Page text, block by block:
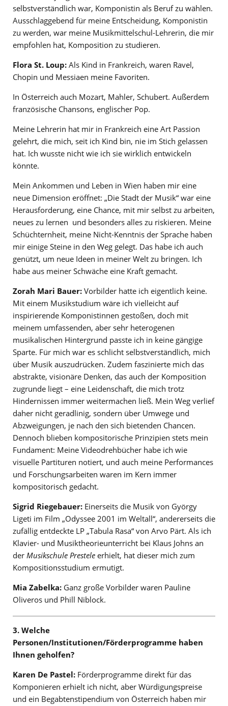
selbstverständlich war, Komponistin als Beruf zu wählen.
Ausschlaggebend für meine Entscheidung, Komponistin
zu werden, war meine Musikmittelschul-Lehrerin, die mir
empfohlen hat, Komposition zu studieren.
Flora St. Loup: Als Kind in Frankreich, waren Ravel,
Chopin und Messiaen meine Favoriten.
In Österreich auch Mozart, Mahler, Schubert. Außerdem
französische Chansons, englischer Pop.
Meine Lehrerin hat mir in Frankreich eine Art Passion
gelehrt, die mich, seit ich Kind bin, nie im Stich gelassen
hat. Ich wusste nicht wie ich sie wirklich entwickeln
könnte.
Mein Ankommen und Leben in Wien haben mir eine
neue Dimension eröffnet: „Die Stadt der Musik“ war eine
Herausforderung, eine Chance, mit mir selbst zu arbeiten,
neues zu lernen und besonders alles zu riskieren. Meine
Schüchternheit, meine Nicht-Kenntnis der Sprache haben
mir einige Steine in den Weg gelegt. Das habe ich auch
genützt, um neue Ideen in meiner Welt zu bringen. Ich
habe aus meiner Schwäche eine Kraft gemacht.
Zorah Mari Bauer: Vorbilder hatte ich eigentlich keine.
Mit einem Musikstudium wäre ich vielleicht auf
inspirierende Komponistinnen gestoßen, doch mit
meinem umfassenden, aber sehr heterogenen
musikalischen Hintergrund passte ich in keine gängige
Sparte. Für mich war es schlicht selbstverständlich, mich
über Musik auszudrücken. Zudem faszinierte mich das
abstrakte, visionäre Denken, das auch der Komposition
zugrunde liegt – eine Leidenschaft, die mich trotz
Hindernissen immer weitermachen ließ. Mein Weg verlief
daher nicht geradlinig, sondern über Umwege und
Abzweigungen, je nach den sich bietenden Chancen.
Dennoch blieben kompositorische Prinzipien stets mein
Fundament: Meine Videodrehbücher habe ich wie
visuelle Partituren notiert, und auch meine Performances
und Forschungsarbeiten waren im Kern immer
kompositorisch gedacht.
Sigrid Riegebauer: Einerseits die Musik von György
Ligeti im Film „Odyssee 2001 im Weltall“, andererseits die
zufällig entdeckte LP „Tabula Rasa“ von Arvo Pärt. Als ich
Klavier- und Musiktheorieunterricht bei Klaus Johns an
der Musikschule Prestele erhielt, hat dieser mich zum
Kompositionsstudium ermutigt.
Mia Zabelka: Ganz große Vorbilder waren Pauline
Oliveros und Phill Niblock.
3. Welche
Personen/Institutionen/Förderprogramme haben
Ihnen geholfen?
Karen De Pastel: Förderprogramme direkt für das
Komponieren erhielt ich nicht, aber Würdigungspreise
und ein Begabtenstipendium von Österreich haben mir